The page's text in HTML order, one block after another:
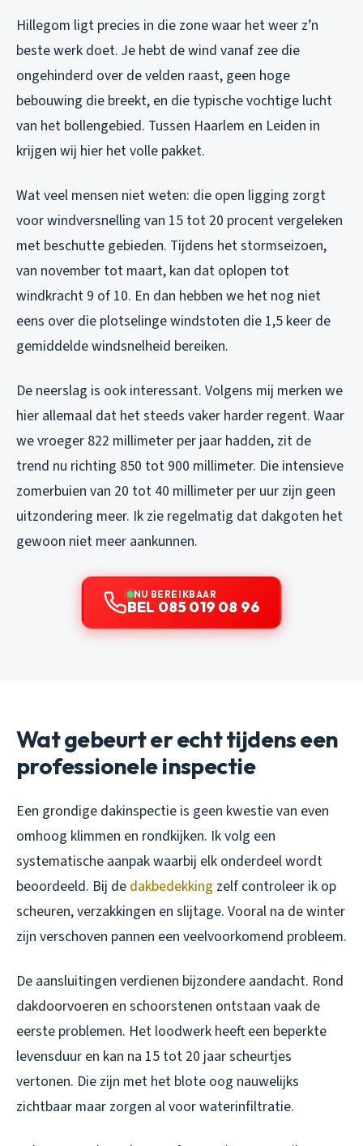
Hillegom ligt precies in die zone waar het weer z’n
beste werk doet. Je hebt de wind vanaf zee die
ongehinderd over de velden raast, geen hoge
bebouwing die breekt, en die typische vochtige lucht
van het bollengebied. Tussen Haarlem en Leiden in
krijgen wij hier het volle pakket.
Wat veel mensen niet weten: die open ligging zorgt
voor windversnelling van 15 tot 20 procent vergeleken
met beschutte gebieden. Tijdens het stormseizoen,
van november tot maart, kan dat oplopen tot
windkracht 9 of 10. En dan hebben we het nog niet
eens over die plotselinge windstoten die 1,5 keer de
gemiddelde windsnelheid bereiken.
De neerslag is ook interessant. Volgens mij merken we
hier allemaal dat het steeds vaker harder regent. Waar
we vroeger 822 millimeter per jaar hadden, zit de
trend nu richting 850 tot 900 millimeter. Die intensieve
zomerbuien van 20 tot 40 millimeter per uur zijn geen
uitzondering meer. Ik zie regelmatig dat dakgoten het
gewoon niet meer aankunnen.
NU BEREIKBAAR
BEL 085 019 08 96
Wat gebeurt er echt tijdens een
professionele inspectie
Een grondige dakinspectie is geen kwestie van even
omhoog klimmen en rondkijken. Ik volg een
systematische aanpak waarbij elk onderdeel wordt
beoordeeld. Bij de dakbedekking zelf controleer ik op
scheuren, verzakkingen en slijtage. Vooral na de winter
zijn verschoven pannen een veelvoorkomend probleem.
De aansluitingen verdienen bijzondere aandacht. Rond
dakdoorvoeren en schoorstenen ontstaan vaak de
eerste problemen. Het loodwerk heeft een beperkte
levensduur en kan na 15 tot 20 jaar scheurtjes
vertonen. Die zijn met het blote oog nauwelijks
zichtbaar maar zorgen al voor waterinfiltratie.